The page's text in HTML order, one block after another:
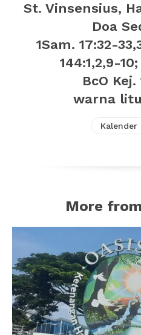
St. Vinsensius,
Doa
1Sam. 17:32-
144:1,2,9-
BcO Kej.
warna
More